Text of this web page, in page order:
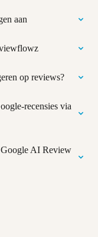
aan
op reviews?
recensies via
AI Review